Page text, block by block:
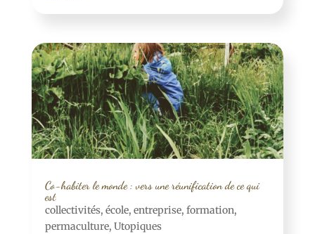
Co-habiter le monde : vers une réunification de ce qui
est
collectivités, école, entreprise, formation,
permaculture, Utopiques